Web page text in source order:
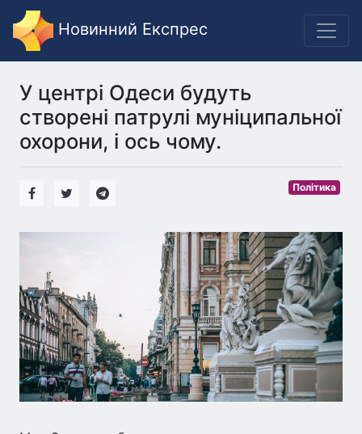
Новинний Експрес
У центрі Одеси будуть
створені патрулі муніципальної
охорони, і ось чому.
Політика